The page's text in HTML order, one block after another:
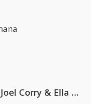
Nathan Dawe, Joel Corry & Ella Henderson